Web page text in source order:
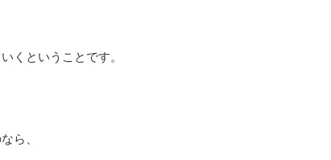
くということです。
ら、